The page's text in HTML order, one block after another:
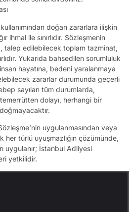
doğan zararlara ilişkin
ihmal ile sınırlıdır. Sözleşmenin
talep edilebilecek toplam tazminat,
Yukarıda bahsedilen sorumluluk
insan hayatına, bedeni yaralanmaya
zararlar durumunda geçerli
sayılan tüm durumlarda,
dolayı, herhangi bir
uygulanmasından veya
her türlü uyuşmazlığın çözümünde,
uygulanır; İstanbul Adliyesi
yetkilidir.